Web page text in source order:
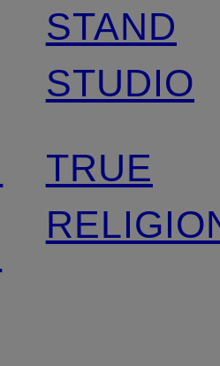
STAND
STUDIO
TRUE